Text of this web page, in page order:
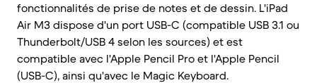
fonctionnalités de prise de notes et de dessin. L'iPad
Air M3 dispose d'un port USB-C (compatible USB 3.1 ou
Thunderbolt/USB 4 selon les sources) et est
compatible avec l'Apple Pencil Pro et l'Apple Pencil
(USB-C), ainsi qu'avec le Magic Keyboard.